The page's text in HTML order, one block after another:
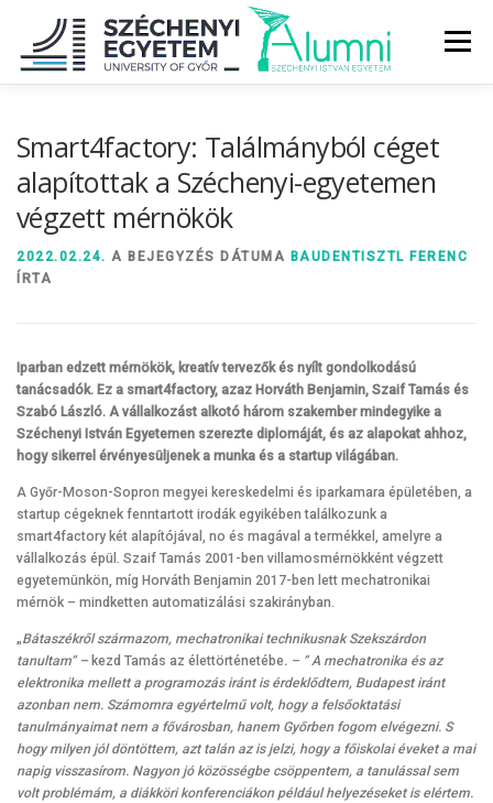
tartalomhoz
Menü
DIPLOMAÁTADÓ DIPLOMÁN TÚL
Smart4factory: Találmányból céget
alapítottak a Széchenyi-egyetemen
végzett mérnökök
2022.02.24. A BEJEGYZÉS DÁTUMA BAUDENTISZTL FERENC
ÍRTA
Iparban edzett mérnökök, kreatív tervezők és nyílt gondolkodású
tanácsadók. Ez a smart4factory, azaz Horváth Benjamin, Szaif Tamás és
Szabó László. A vállalkozást alkotó három szakember mindegyike a
Széchenyi István Egyetemen szerezte diplomáját, és az alapokat ahhoz,
hogy sikerrel érvényesüljenek a munka és a startup világában.
A Győr-Moson-Sopron megyei kereskedelmi és iparkamara épületében, a
startup cégeknek fenntartott irodák egyikében találkozunk a
smart4factory két alapítójával, no és magával a termékkel, amelyre a
vállalkozás épül. Szaif Tamás 2001-ben villamosmérnökként végzett
egyetemünkön, míg Horváth Benjamin 2017-ben lett mechatronikai
mérnök – mindketten automatizálási szakirányban.
„Bátaszékről származom, mechatronikai technikusnak Szekszárdon
tanultam” – kezd Tamás az élettörténetébe. – ” A mechatronika és az
elektronika mellett a programozás iránt is érdeklődtem, Budapest iránt
azonban nem. Számomra egyértelmű volt, hogy a felsőoktatási
tanulmányaimat nem a fővárosban, hanem Győrben fogom elvégezni. S
hogy milyen jól döntöttem, azt talán az is jelzi, hogy a főiskolai éveket a mai
napig visszasírom. Nagyon jó közösségbe csöppentem, a tanulással sem
volt problémám, a diákköri konferenciákon például helyezéseket is elértem.